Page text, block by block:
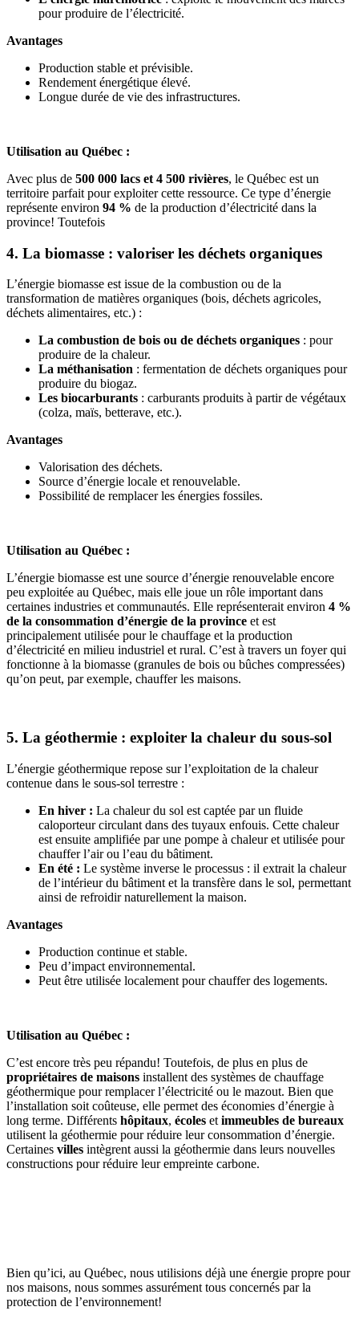
pour produire de l’électricité.
Avantages
Production stable et prévisible.
Rendement énergétique élevé.
Longue durée de vie des infrastructures.
Utilisation au Québec :
Avec plus de 500 000 lacs et 4 500 rivières, le Québec est un
territoire parfait pour exploiter cette ressource. Ce type d’énergie
représente environ 94 % de la production d’électricité dans la
province! Toutefois
4. La biomasse : valoriser les déchets organiques
L’énergie biomasse est issue de la combustion ou de la
transformation de matières organiques (bois, déchets agricoles,
déchets alimentaires, etc.) :
La combustion de bois ou de déchets organiques : pour
produire de la chaleur.
La méthanisation : fermentation de déchets organiques pour
produire du biogaz.
Les biocarburants : carburants produits à partir de végétaux
(colza, maïs, betterave, etc.).
Avantages
Valorisation des déchets.
Source d’énergie locale et renouvelable.
Possibilité de remplacer les énergies fossiles.
Utilisation au Québec :
L’énergie biomasse est une source d’énergie renouvelable encore
peu exploitée au Québec, mais elle joue un rôle important dans
certaines industries et communautés. Elle représenterait environ 4 %
de la consommation d’énergie de la province et est
principalement utilisée pour le chauffage et la production
d’électricité en milieu industriel et rural. C’est à travers un foyer qui
fonctionne à la biomasse (granules de bois ou bûches compressées)
qu’on peut, par exemple, chauffer les maisons.
5. La géothermie : exploiter la chaleur du sous-sol
L’énergie géothermique repose sur l’exploitation de la chaleur
contenue dans le sous-sol terrestre :
En hiver : La chaleur du sol est captée par un fluide
caloporteur circulant dans des tuyaux enfouis. Cette chaleur
est ensuite amplifiée par une pompe à chaleur et utilisée pour
chauffer l’air ou l’eau du bâtiment.
En été : Le système inverse le processus : il extrait la chaleur
de l’intérieur du bâtiment et la transfère dans le sol, permettant
ainsi de refroidir naturellement la maison.
Avantages
Production continue et stable.
Peu d’impact environnemental.
Peut être utilisée localement pour chauffer des logements.
Utilisation au Québec :
C’est encore très peu répandu! Toutefois, de plus en plus de
propriétaires de maisons installent des systèmes de chauffage
géothermique pour remplacer l’électricité ou le mazout. Bien que
l’installation soit coûteuse, elle permet des économies d’énergie à
long terme. Différents hôpitaux, écoles et immeubles de bureaux
utilisent la géothermie pour réduire leur consommation d’énergie.
Certaines villes intègrent aussi la géothermie dans leurs nouvelles
constructions pour réduire leur empreinte carbone.
Bien qu’ici, au Québec, nous utilisions déjà une énergie propre pour
nos maisons, nous sommes assurément tous concernés par la
protection de l’environnement!